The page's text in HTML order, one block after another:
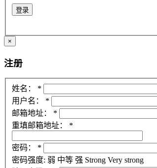
登录
×
注册
姓名：
*
用户名：
*
邮箱地址：
*
重填邮箱地址：
*
密码：
*
密码强度: 弱 中等 强 Strong Very strong